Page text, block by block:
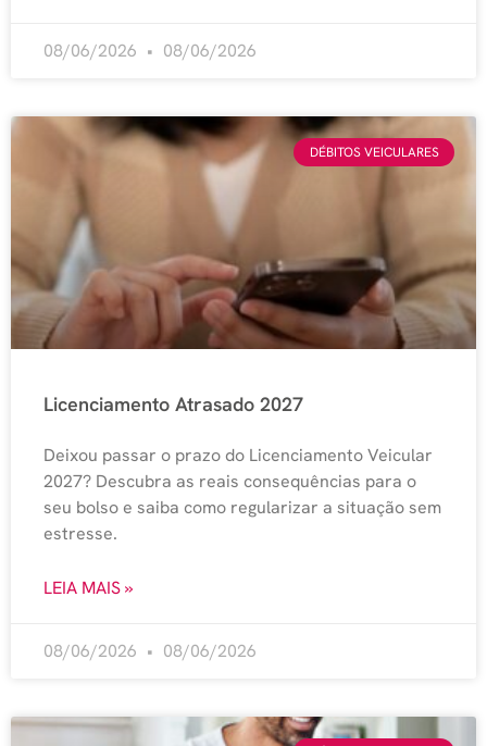
08/06/2026 08/06/2026
DÉBITOS VEICULARES
Licenciamento Atrasado 2027
Deixou passar o prazo do Licenciamento Veicular
2027? Descubra as reais consequências para o
seu bolso e saiba como regularizar a situação sem
estresse.
LEIA MAIS »
08/06/2026 08/06/2026